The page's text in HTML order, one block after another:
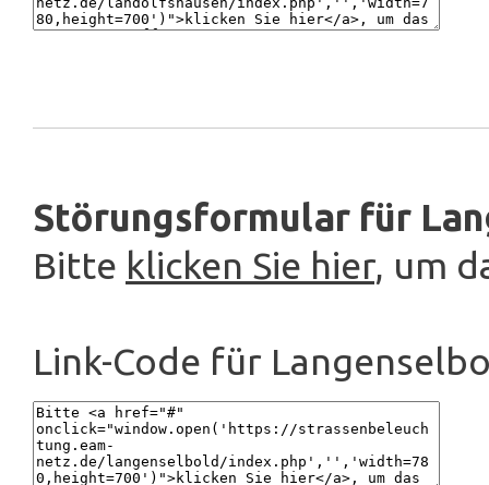
Störungsformular für
Bitte klicken Sie hier, um
Link-Code für